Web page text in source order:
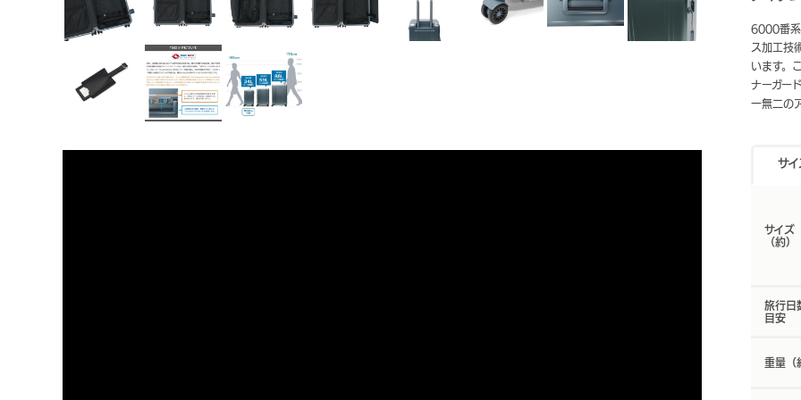
6000番系
ス加工技
います。
ナーガー
一無二の
サ
サイズ
（約）
旅行日
目安
重量（